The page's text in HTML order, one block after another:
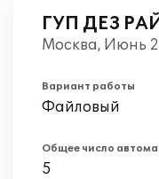
ГУП ДЕЗ
Москва, Июнь
Вариант работы
Файловый
Общее число
5